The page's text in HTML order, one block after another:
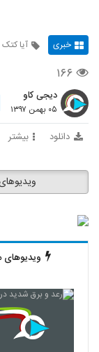
خبری آیا
۱۶۶
دیجی کاو
۰۵ بهمن ۱۳۹۷
دانلود بیشتر
ویدیوهای